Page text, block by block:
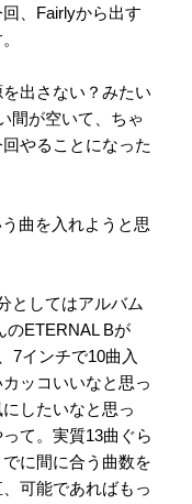
、Fairlyから出す
出さない？みたい
間が空いて、ちゃ
やることになった
曲を入れようと思
としてはアルバム
のETERNAL Bが
7インチで10曲入
ッコいいなと思っ
したいなと思っ
て。実質13曲ぐら
に間に合う曲数を
可能であればもっ